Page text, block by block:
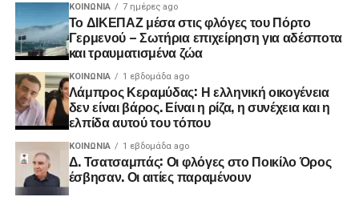
ΚΟΙΝΩΝΊΑ 7 ημέρες ago
Το ΔΙΚΕΠΑΖ μέσα στις φλόγες του Πόρτο
Γερμενού – Σωτήρια επιχείρηση για αδέσποτα
και τραυματισμένα ζώα
ΚΟΙΝΩΝΊΑ 1 εβδομάδα ago
Λάμπρος Κεραμύδας: Η ελληνική οικογένεια
δεν είναι βάρος. Είναι η ρίζα, η συνέχεια και η
ελπίδα αυτού του τόπου
ΚΟΙΝΩΝΊΑ 1 εβδομάδα ago
Δ. Τσατσαμπάς: Οι φλόγες στο Ποικίλο Όρος
έσβησαν. Οι αιτίες παραμένουν